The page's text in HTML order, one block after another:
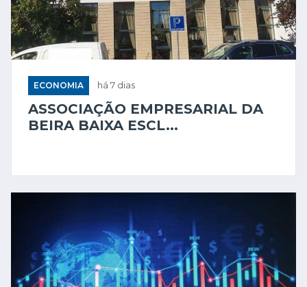
ECONOMIA há 7 dias
ASSOCIAÇÃO EMPRESARIAL DA
BEIRA BAIXA ESCL...